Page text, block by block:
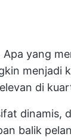
Apa yang
menjadi
di
dinamis,
balik